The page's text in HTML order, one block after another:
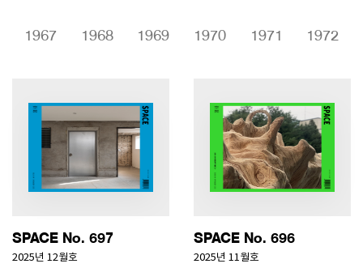
1967 1968 1969 1970 1971 1972
SPACE No. 697
2025년 12월호
SPACE No. 696
2025년 11월호